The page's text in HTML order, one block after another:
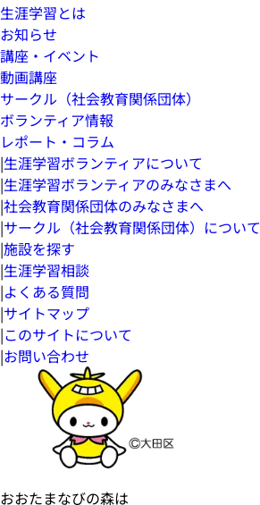
生涯学習とは
お知らせ
講座・イベント
動画講座
サークル（社会教育関係団体）
ボランティア情報
レポート・コラム
|生涯学習ボランティアについて
|生涯学習ボランティアのみなさまへ
|社会教育関係団体のみなさまへ
|サークル（社会教育関係団体）について
|施設を探す
|生涯学習相談
|よくある質問
|サイトマップ
|このサイトについて
|お問い合わせ
おおたまなびの森は